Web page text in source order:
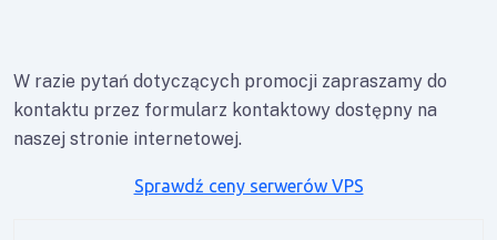
W razie pytań dotyczących promocji zapraszamy do
kontaktu przez formularz kontaktowy dostępny na
naszej stronie internetowej.
Sprawdź ceny serwerów VPS